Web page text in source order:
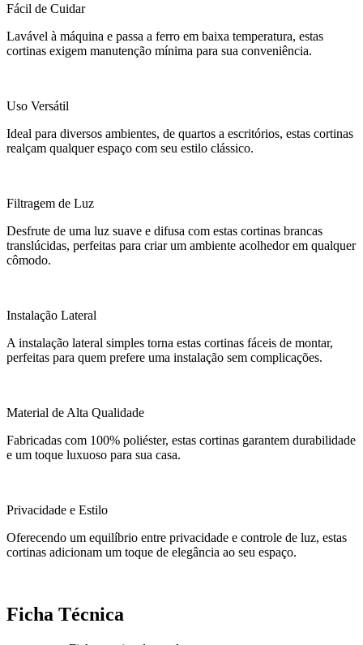
Fácil de Cuidar
Lavável à máquina e passa a ferro em baixa temperatura, estas
cortinas exigem manutenção mínima para sua conveniência.
Uso Versátil
Ideal para diversos ambientes, de quartos a escritórios, estas cortinas
realçam qualquer espaço com seu estilo clássico.
Filtragem de Luz
Desfrute de uma luz suave e difusa com estas cortinas brancas
translúcidas, perfeitas para criar um ambiente acolhedor em qualquer
cômodo.
Instalação Lateral
A instalação lateral simples torna estas cortinas fáceis de montar,
perfeitas para quem prefere uma instalação sem complicações.
Material de Alta Qualidade
Fabricadas com 100% poliéster, estas cortinas garantem durabilidade
e um toque luxuoso para sua casa.
Privacidade e Estilo
Oferecendo um equilíbrio entre privacidade e controle de luz, estas
cortinas adicionam um toque de elegância ao seu espaço.
Ficha Técnica